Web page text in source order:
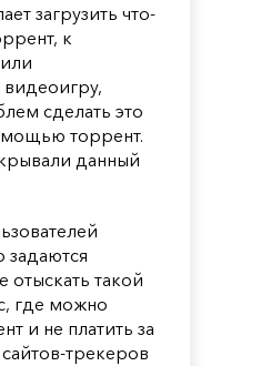
загрузить что-
к
сделать это
торрент.
данный
задаются
отыскать такой
где можно
и не платить за
трекеров